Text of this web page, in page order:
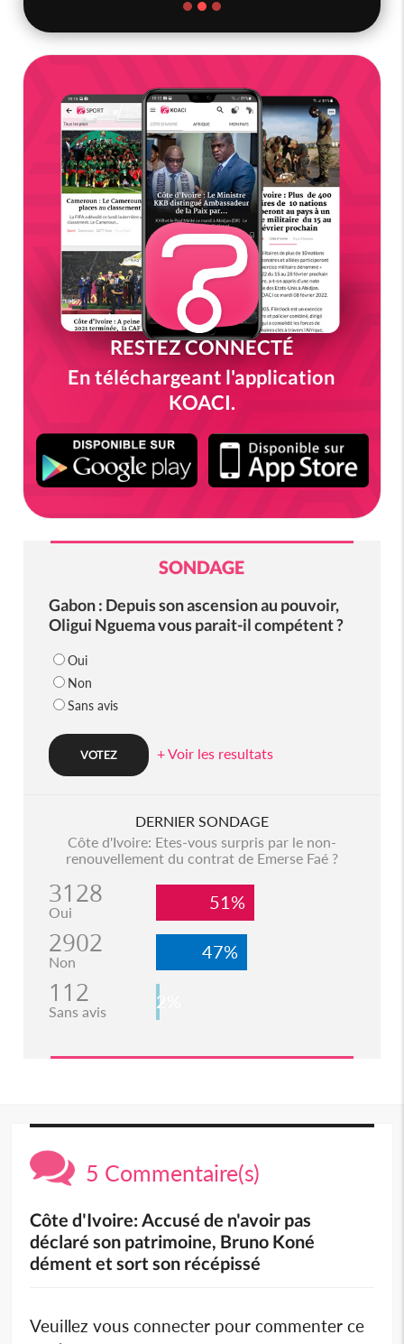
RESTEZ CONNECTÉ
En téléchargeant l'application
KOACI.
SONDAGE
Gabon : Depuis son ascension au pouvoir,
Oligui Nguema vous parait-il compétent ?
Oui
Non
Sans avis
+ Voir les resultats
DERNIER SONDAGE
Côte d'Ivoire: Etes-vous surpris par le non-
renouvellement du contrat de Emerse Faé ?
3128
Oui 51%
2902
Non 47%
112
Sans avis 2%
5 Commentaire(s)
Côte d'Ivoire: Accusé de n'avoir pas
déclaré son patrimoine, Bruno Koné
dément et sort son récépissé
Veuillez vous connecter pour commenter ce